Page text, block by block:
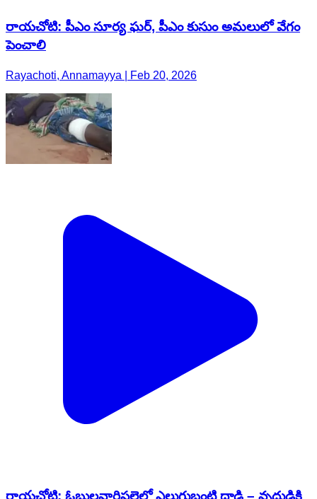
రాయచోటి: పీఎం సూర్య ఘర్, పీఎం కుసుం అమలులో వేగం
పెంచాలి
Rayachoti, Annamayya | Feb 20, 2026
రాయచోటి: ఓబులవారిపల్లెలో ఎలుగుబంటి దాడి – వృద్ధుడికి